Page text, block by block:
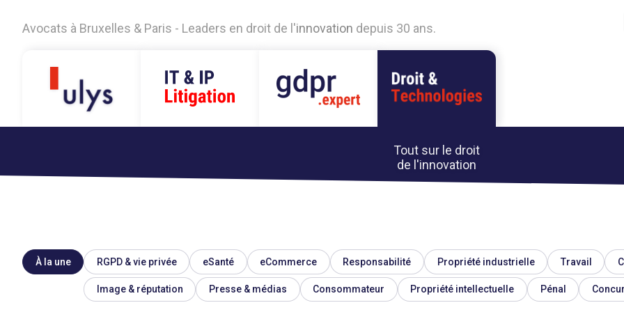
Avocats à Bruxe es & Paris - Leaders en droit de 'innovation depuis 30 ans.
Tout sur le droit
de l'innovation
À la une RGPD & vie privée eSanté eCommerce Responsabilité Propriété industrielle Travail
Image & réputation Presse & médias Consommateur Propriété intellectuelle Pénal